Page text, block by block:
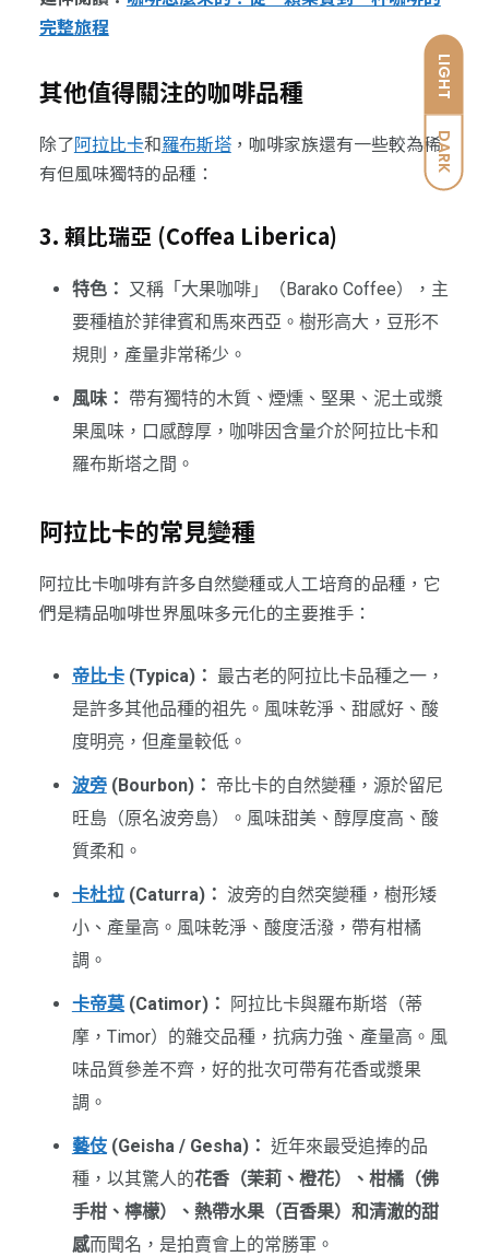
LIGHT
DARK
完整旅程
其他值得關注的咖啡品種
除了阿拉比卡和羅布斯塔，咖啡家族還有一些較為稀
有但風味獨特的品種：
3. 賴比瑞亞 (Coffea Liberica)
特色： 又稱「大果咖啡」（Barako Coffee），主
要種植於菲律賓和馬來西亞。樹形高大，豆形不
規則，產量非常稀少。
風味： 帶有獨特的木質、煙燻、堅果、泥土或漿
果風味，口感醇厚，咖啡因含量介於阿拉比卡和
羅布斯塔之間。
阿拉比卡的常見變種
阿拉比卡咖啡有許多自然變種或人工培育的品種，它
們是精品咖啡世界風味多元化的主要推手：
帝比卡(Typica)： 最古老的阿拉比卡品種之一，
是許多其他品種的祖先。風味乾淨、甜感好、酸
度明亮，但產量較低。
波旁(Bourbon)： 帝比卡的自然變種，源於留尼
旺島（原名波旁島）。風味甜美、醇厚度高、酸
質柔和。
卡杜拉(Caturra)： 波旁的自然突變種，樹形矮
小、產量高。風味乾淨、酸度活潑，帶有柑橘
調。
卡帝莫(Catimor)：
阿拉比卡與羅布斯塔（蒂
摩，Timor）的雜交品種，抗病力強、產量高。風
味品質參差不齊，好的批次可帶有花香或漿果
調。
藝伎(Geisha / Gesha)： 近年來最受追捧的品
種，以其驚人的花香（茉莉、橙花）、柑橘（佛
手柑、檸檬）、熱帶水果（百香果）和清澈的甜
感而聞名，是拍賣會上的常勝軍。